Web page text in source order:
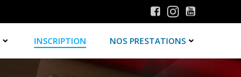
INSCRIPTION NOS PRESTATIONS